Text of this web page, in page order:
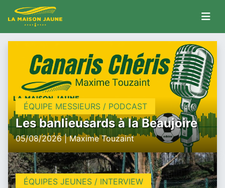
ÉQUIPE MESSIEURS / PODCAST
Les banlieusards à la Beaujoire
05/08/2026 | Maxime Touzaint
ÉQUIPES JEUNES / INTERVIEW